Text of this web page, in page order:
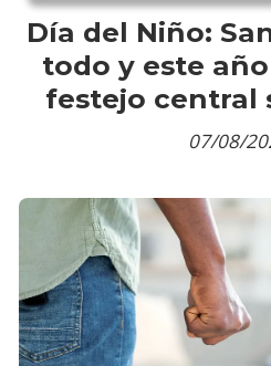
Día del Niño:
todo y este
festejo central
07/08/